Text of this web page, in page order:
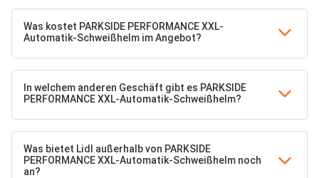
Was kostet PARKSIDE PERFORMANCE XXL-
Automatik-Schweißhelm im Angebot?
In welchem anderen Geschäft gibt es PARKSIDE
PERFORMANCE XXL-Automatik-Schweißhelm?
Was bietet Lidl außerhalb von PARKSIDE
PERFORMANCE XXL-Automatik-Schweißhelm noch
an?